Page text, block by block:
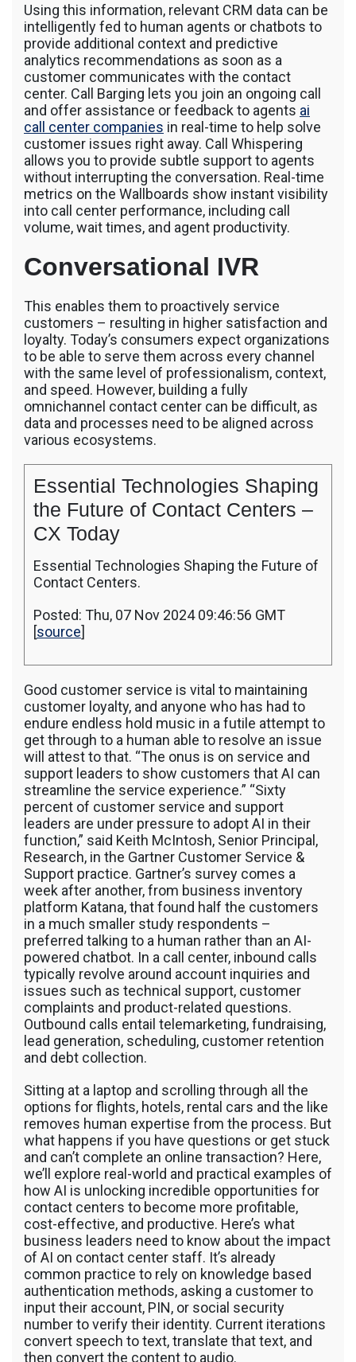
Using this information, relevant CRM data can be
intelligently fed to human agents or chatbots to
provide additional context and predictive
analytics recommendations as soon as a
customer communicates with the contact
center. Call Barging lets you join an ongoing call
and offer assistance or feedback to agents ai
call center companies in real-time to help solve
customer issues right away. Call Whispering
allows you to provide subtle support to agents
without interrupting the conversation. Real-time
metrics on the Wallboards show instant visibility
into call center performance, including call
volume, wait times, and agent productivity.
Conversational IVR
This enables them to proactively service
customers – resulting in higher satisfaction and
loyalty. Today’s consumers expect organizations
to be able to serve them across every channel
with the same level of professionalism, context,
and speed. However, building a fully
omnichannel contact center can be difficult, as
data and processes need to be aligned across
various ecosystems.
Essential Technologies Shaping
the Future of Contact Centers –
CX Today
Essential Technologies Shaping the Future of
Contact Centers.
Posted: Thu, 07 Nov 2024 09:46:56 GMT
[source]
Good customer service is vital to maintaining
customer loyalty, and anyone who has had to
endure endless hold music in a futile attempt to
get through to a human able to resolve an issue
will attest to that. “The onus is on service and
support leaders to show customers that AI can
streamline the service experience.” “Sixty
percent of customer service and support
leaders are under pressure to adopt AI in their
function,” said Keith McIntosh, Senior Principal,
Research, in the Gartner Customer Service &
Support practice. Gartner’s survey comes a
week after another, from business inventory
platform Katana, that found half the customers
in a much smaller study respondents –
preferred talking to a human rather than an AI-
powered chatbot. In a call center, inbound calls
typically revolve around account inquiries and
issues such as technical support, customer
complaints and product-related questions.
Outbound calls entail telemarketing, fundraising,
lead generation, scheduling, customer retention
and debt collection.
Sitting at a laptop and scrolling through all the
options for flights, hotels, rental cars and the like
removes human expertise from the process. But
what happens if you have questions or get stuck
and can’t complete an online transaction? Here,
we’ll explore real-world and practical examples of
how AI is unlocking incredible opportunities for
contact centers to become more profitable,
cost-effective, and productive. Here’s what
business leaders need to know about the impact
of AI on contact center staff. It’s already
common practice to rely on knowledge based
authentication methods, asking a customer to
input their account, PIN, or social security
number to verify their identity. Current iterations
convert speech to text, translate that text, and
then convert the content to audio.